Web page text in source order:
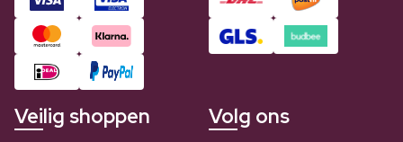
Veilig shoppen Volg ons